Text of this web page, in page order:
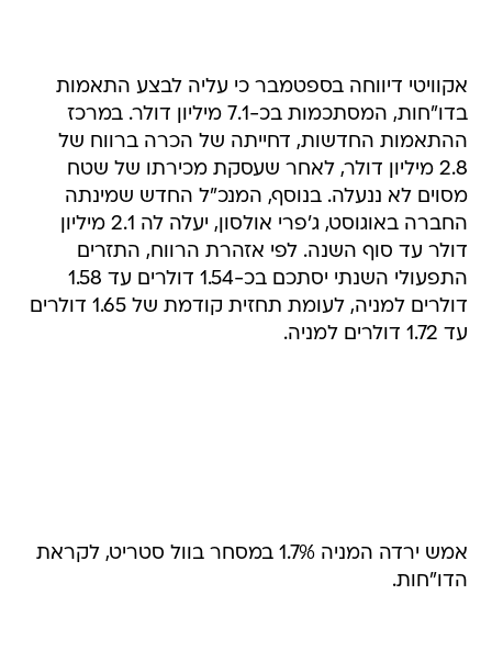
אקוויטי דיווחה בספטמבר כי עליה לבצע התאמות
בדו"חות, המסתכמות בכ-7.1 מיליון דולר. במרכז
ההתאמות החדשות, דחייתה של הכרה ברווח של
2.8 מיליון דולר, לאחר שעסקת מכירתו של שטח
מסוים לא ננעלה. בנוסף, המנכ"ל החדש שמינתה
החברה באוגוסט, ג'פרי אולסון, יעלה לה 2.1 מיליון
דולר עד סוף השנה. לפי אזהרת הרווח, התזרים
התפעולי השנתי יסתכם בכ-1.54 דולרים עד 1.58
דולרים למניה, לעומת תחזית קודמת של 1.65 דולרים
עד 1.72 דולרים למניה.
אמש ירדה המניה 1.7% במסחר בוול סטריט, לקראת
הדו"חות.